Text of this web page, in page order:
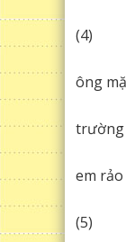
(4)
ông
trường
em
(5)